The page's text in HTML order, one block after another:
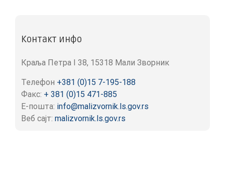
Контакт инфо
Краља Петра I 38, 15318 Мали Зворник
Телефон +381 (0)15 7-195-188
Факс: + 381 (0)15 471-885
Е-пошта: info@malizvornik.ls.gov.rs
Веб сајт: malizvornik.ls.gov.rs